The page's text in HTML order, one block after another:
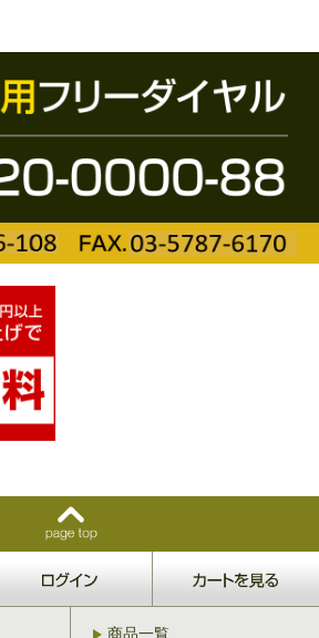
商品一覧